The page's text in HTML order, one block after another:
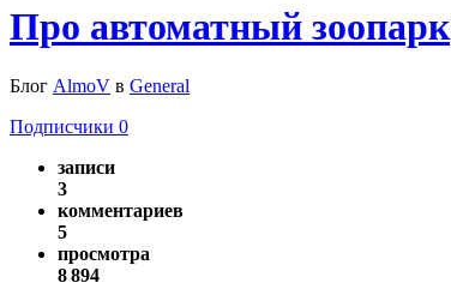
Про автоматный зоопарк
Блог AlmoV в General
Подписчики 0
записи
3
комментариев
5
просмотра
8 894